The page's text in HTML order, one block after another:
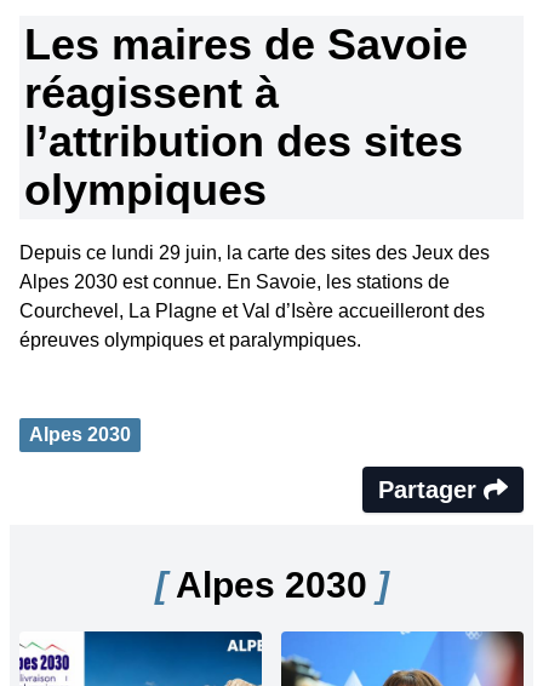
Les maires de Savoie
réagissent à
l’attribution des sites
olympiques
Depuis ce lundi 29 juin, la carte des sites des Jeux des
Alpes 2030 est connue. En Savoie, les stations de
Courchevel, La Plagne et Val d’Isère accueilleront des
épreuves olympiques et paralympiques.
Alpes 2030
Partager
[Alpes 2030 ]